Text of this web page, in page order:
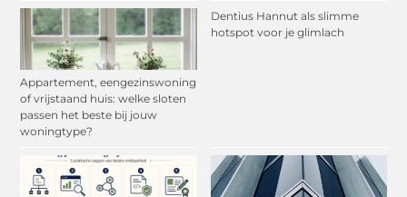
Appartement, eengezinswoning
of vrijstaand huis: welke sloten
passen het beste bij jouw
woningtype?
Dentius Hannut als slimme
hotspot voor je glimlach